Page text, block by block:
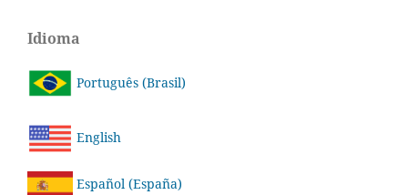
Idioma
Português (Brasil)
English
Español (España)